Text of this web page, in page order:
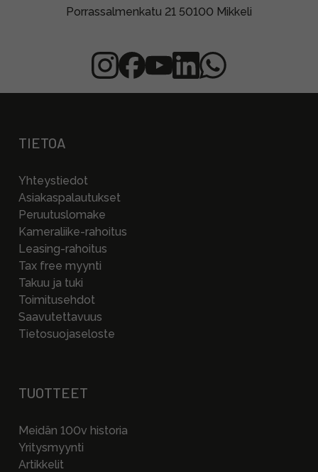
Porrassalmenkatu 21 50100 Mikkeli
TIETOA
Yhteystiedot
Asiakaspalautukset
Peruutuslomake
Kameraliike-rahoitus
Leasing-rahoitus
Tax free myynti
Takuu ja tuki
Toimitusehdot
Saavutettavuus
Tietosuojaseloste
TUOTTEET
Meidän 100v historia
Yritysmyynti
Artikkelit